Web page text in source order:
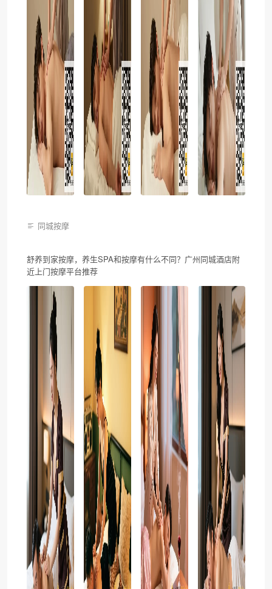
同城按摩
舒养到家按摩，养生SPA和按摩有什么不同？广州同城酒店附
近上门按摩平台推荐